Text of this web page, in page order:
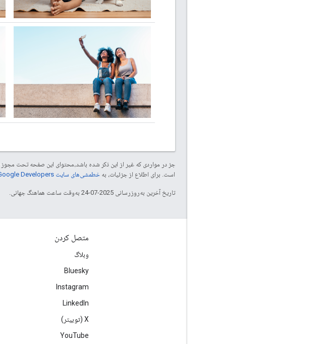
جز در مواردی که غیر از این ذکر شده باشد،‌محتوای این صفحه تحت مجوز
است. برای اطلاع از جزئیات، به خطمشی‌های سایت Google Developers‏
تاریخ آخرین به‌روزرسانی 2025-07-24 به‌وقت ساعت هماهنگ جهانی.
متصل کردن
وبلاگ
Bluesky
Instagram
LinkedIn
‫X (توییتر)
YouTube